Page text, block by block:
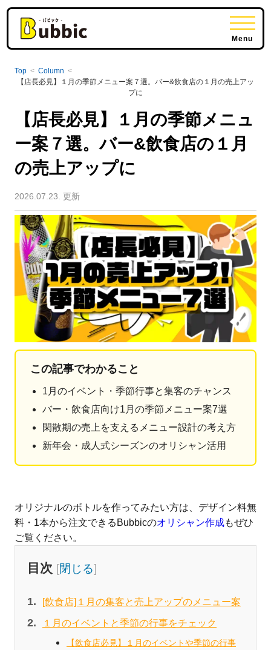
Menu
Top < Column <
【店長必見】１月の季節メニュー案７選。バー&飲食店の１月の売上アッ
プに
【店長必見】１月の季節メニュ
ー案７選。バー&飲食店の１月
の売上アップに
2026.07.23. 更新
この記事でわかること
1月のイベント・季節行事と集客のチャンス
バー・飲食店向け1月の季節メニュー案7選
閑散期の売上を支えるメニュー設計の考え方
新年会・成人式シーズンのオリシャン活用
オリジナルのボトルを作ってみたい方は、デザイン料無
料・1本から注文できるBubbicのオリシャン作成もぜひ
ご覧ください。
目次 [閉じる]
[飲食店]１月の集客と売上アップのメニュー案
１月のイベントと季節の行事をチェック
【飲食店必見】１月のイベントや季節の行事